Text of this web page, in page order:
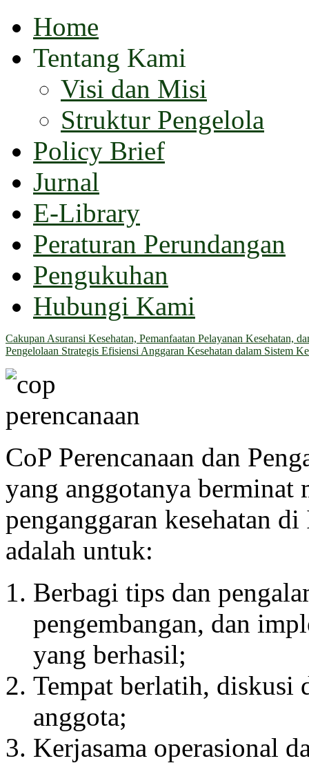
Home
Tentang Kami
Visi dan Misi
Struktur Pengelola
Policy Brief
Jurnal
E-Library
Peraturan Perundangan
Pengukuhan
Hubungi Kami
Cakupan Asuransi Kesehatan, Pemanfaatan Pelayanan Kesehatan,
Pengelolaan Strategis Efisiensi Anggaran Kesehatan dalam Sistem
CoP Perencanaan dan
yang anggotanya berminat
penganggaran kesehatan
adalah untuk:
Berbagi tips dan
pengembangan, dan
yang berhasil;
Tempat berlatih, diskusi
anggota;
Kerjasama operasional